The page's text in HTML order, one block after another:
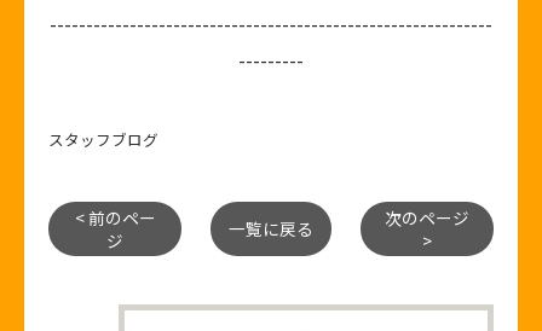
-------------------------------------------------------------
---------
スタッフブログ
< 前のペー
ジ
一覧に戻る
次のページ
>